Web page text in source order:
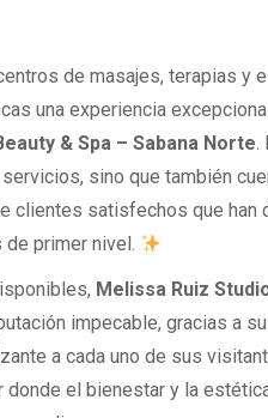
de masajes, terapias y
una experiencia
& Spa – Sabana Norte.
sino que también
clientes satisfechos que han
primer nivel.
Melissa Ruiz
impecable, gracias a
a cada uno de sus
donde el bienestar y la